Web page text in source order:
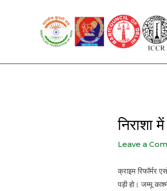
निराशा
Leave a
क्राइम रिफॉर्मर
पड़ी हो। जम्मू